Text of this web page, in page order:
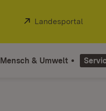
Extern:
Landesportal
Mensch & Umwelt